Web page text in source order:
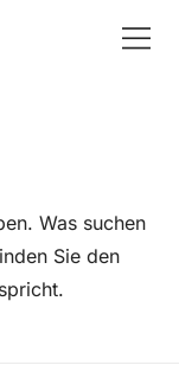
Was suchen
Sie den